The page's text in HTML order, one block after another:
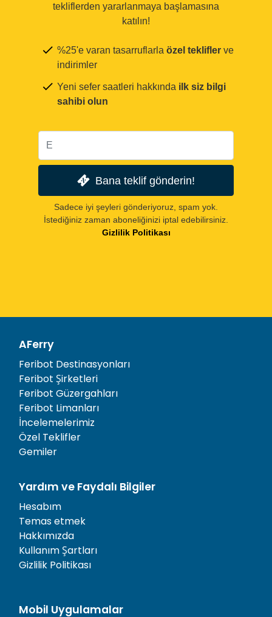
tekliflerden yararlanmaya başlamasına
katılın!
%25'e varan tasarruflarla özel teklifler ve
indirimler
Yeni sefer saatleri hakkında ilk siz bilgi
sahibi olun
Bana teklif gönderin!
Sadece iyi şeyleri gönderiyoruz, spam yok.
İstediğiniz zaman aboneliğinizi iptal edebilirsiniz.
Gizlilik Politikası
AFerry
Feribot Destinasyonları
Feribot Şirketleri
Feribot Güzergahları
Feribot Limanları
İncelemelerimiz
Özel Teklifler
Gemiler
Yardım ve Faydalı Bilgiler
Hesabım
Temas etmek
Hakkımızda
Kullanım Şartları
Gizlilik Politikası
Mobil Uygulamalar